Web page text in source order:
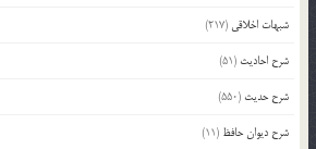
شبهات اخلاقی (217)
شرح احادیث (51)
شرح حدیث (550)
شرح دیوان حافظ (11)